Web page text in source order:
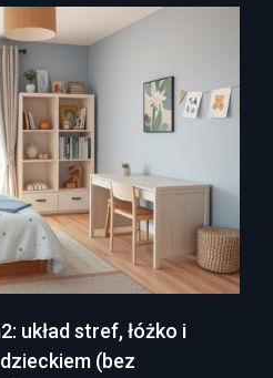
układ stref, łóżko i
(bez